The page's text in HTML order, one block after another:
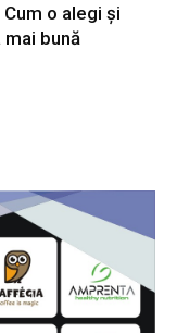
o alegi și
bună